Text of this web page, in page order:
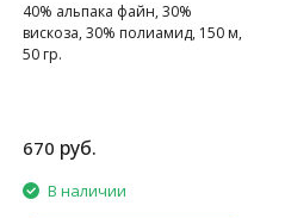
40% альпака файн, 30%
вискоза, 30% полиамид, 150 м,
50 гр.
670 руб.
В наличии